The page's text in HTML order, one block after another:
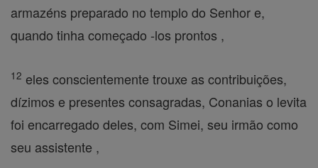
armazéns preparado no templo do Senhor e,
quando tinha começado -los prontos ,
12 eles conscientemente trouxe as contribuições,
dízimos e presentes consagradas, Conanias o levita
foi encarregado deles, com Simei, seu irmão como
seu assistente ,